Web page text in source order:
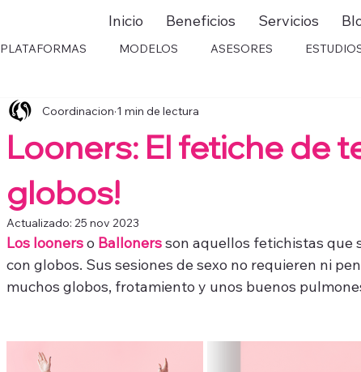
Inicio Beneficios Servicios
PLATAFORMAS MODELOS ASESORES
Looners: El fetiche de
globos!
Coordinacion 1 min de lectura
Actualizado: 25 nov 2023
Los loonerso Balloners son aquellos fetichistas que
con globos. Sus sesiones de sexo no requieren ni
muchos globos, frotamiento y unos buenos